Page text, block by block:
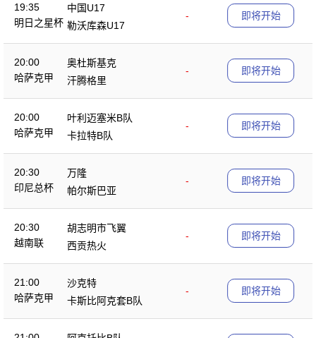
19:35
明日之星杯
中国U17
-
勒沃库森U17
即将开始
20:00
哈萨克甲
奥杜斯基克
-
汗腾格里
即将开始
20:00
哈萨克甲
叶利迈塞米B队
-
卡拉特B队
即将开始
20:30
印尼总杯
万隆
-
帕尔斯巴亚
即将开始
20:30
越南联
胡志明市飞翼
-
西贡热火
即将开始
21:00
哈萨克甲
沙克特
-
卡斯比阿克套B队
即将开始